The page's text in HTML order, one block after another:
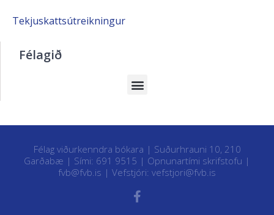
Tekjuskattsútreikningur
Félagið
Félag viðurkenndra bókara | Suðurhrauni 10, 210
Garðabæ | Sími: 691 9515 | Opnunartími skrifstofu |
fvb@fvb.is | Vefstjóri: vefstjori@fvb.is